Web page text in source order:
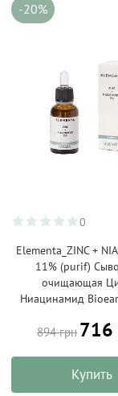
-20%
0
Elementa_ZINC +
11% (purif)
очищающая
Ниацинамид
894 грн 716
Купить